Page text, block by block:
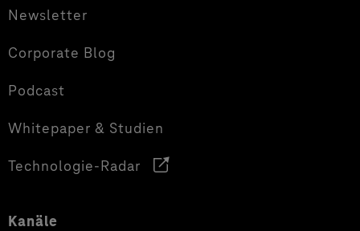
Newsletter
Corporate Blog
Podcast
Whitepaper & Studien
Technologie-Radar
Kanäle